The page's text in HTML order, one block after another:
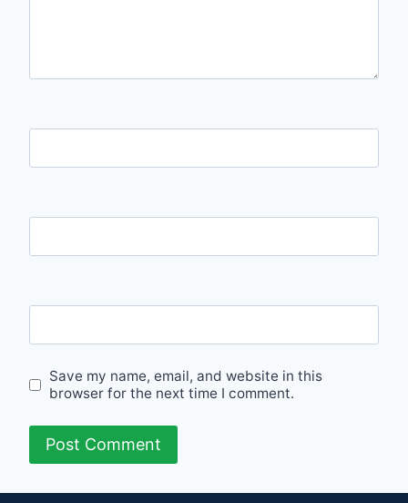
Save my name, email, and website in this
browser for the next time I comment.